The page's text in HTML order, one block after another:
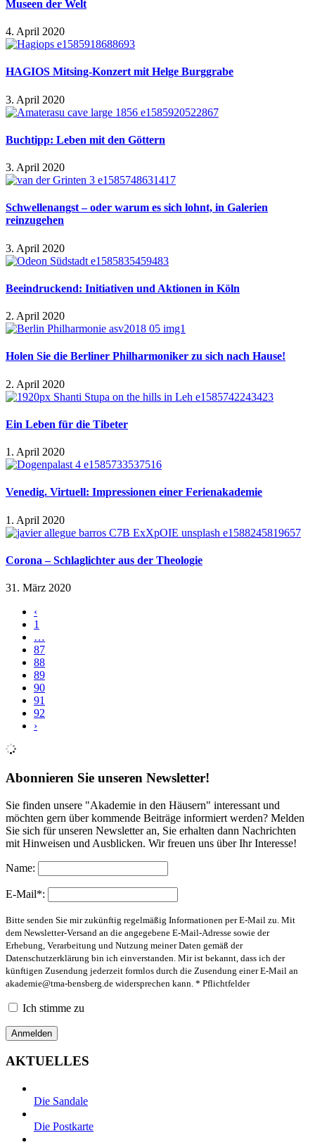
Museen der Welt
4. April 2020
HAGIOS Mitsing-Konzert mit Helge Burggrabe
3. April 2020
Buchtipp: Leben mit den Göttern
3. April 2020
Schwellenangst – oder warum es sich lohnt, in Galerien
reinzugehen
3. April 2020
Beeindruckend: Initiativen und Aktionen in Köln
2. April 2020
Holen Sie die Berliner Philharmoniker zu sich nach Hause!
2. April 2020
Ein Leben für die Tibeter
1. April 2020
Venedig. Virtuell: Impressionen einer Ferienakademie
1. April 2020
Corona – Schlaglichter aus der Theologie
31. März 2020
‹
1
…
87
88
89
90
91
92
›
Abonnieren Sie unseren Newsletter!
Sie finden unsere "Akademie in den Häusern" interessant und
möchten gern über kommende Beiträge informiert werden? Melden
Sie sich für unseren Newsletter an, Sie erhalten dann Nachrichten
mit Hinweisen und Ausblicken. Wir freuen uns über Ihr Interesse!
Name:
E-Mail*:
Bitte senden Sie mir zukünftig regelmäßig Informationen per E-Mail zu. Mit
dem Newsletter-Versand an die angegebene E-Mail-Adresse sowie der
Erhebung, Verarbeitung und Nutzung meiner Daten gemäß der
Datenschutzerklärung bin ich einverstanden. Mir ist bekannt, dass ich der
künftigen Zusendung jederzeit formlos durch die Zusendung einer E-Mail an
akademie@tma-bensberg.de widersprechen kann. * Pflichtfelder
Ich stimme zu
AKTUELLES
Die Sandale
Die Postkarte